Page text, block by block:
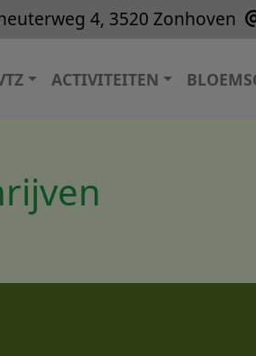
4, 3520 Zonhoven
ACTIVITEITEN